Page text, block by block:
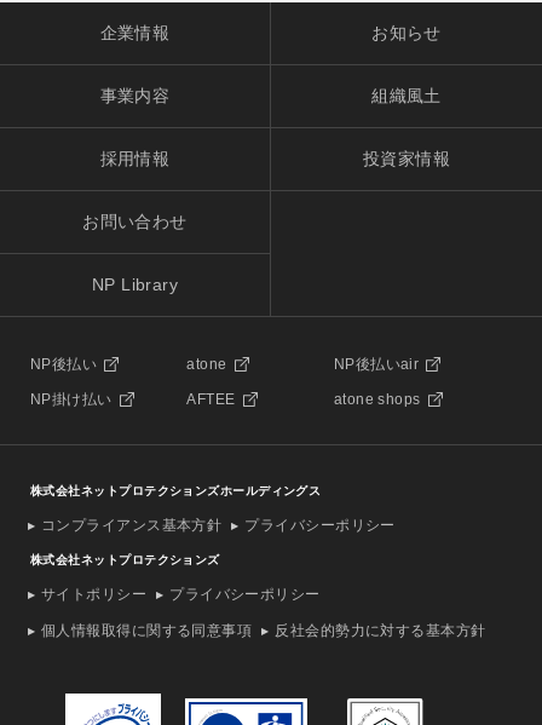
企業情報 お知らせ
事業内容 組織風土
採用情報 投資家情報
お問い合わせ
NP Library
NP後払い atone NP後払いair
NP掛け払い AFTEE atone shops
株式会社ネットプロテクションズホールディングス
コンプライアンス基本方針 プライバシーポリシー
株式会社ネットプロテクションズ
サイトポリシー プライバシーポリシー
個人情報取得に関する同意事項 反社会的勢力に対する基本方針